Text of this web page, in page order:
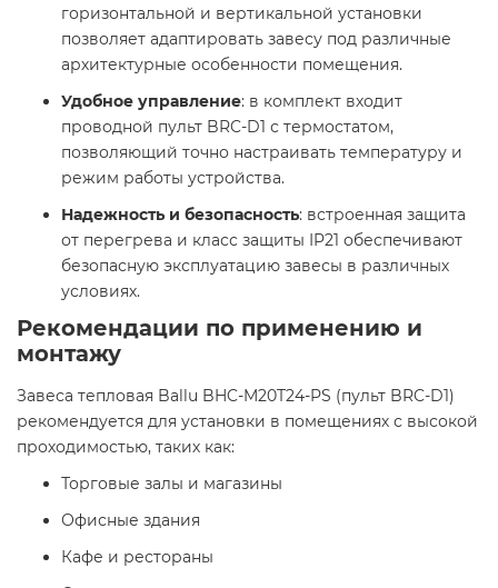
горизонтальной и вертикальной установки
позволяет адаптировать завесу под различные
архитектурные особенности помещения.​
Удобное управление: в комплект входит
проводной пульт BRC-D1 с термостатом,
позволяющий точно настраивать температуру и
режим работы устройства.​
Надежность и безопасность: встроенная защита
от перегрева и класс защиты IP21 обеспечивают
безопасную эксплуатацию завесы в различных
условиях.​
Рекомендации по применению и
монтажу
Завеса тепловая Ballu BHC-M20T24-PS (пульт BRC-D1)
рекомендуется для установки в помещениях с высокой
проходимостью, таких как:​
Торговые залы и магазины​
Офисные здания​
Кафе и рестораны​